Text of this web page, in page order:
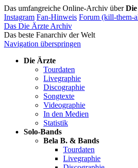
Das umfangreiche Online-Archiv über
Instagram Fan-Hinweis Forum (kill-them-
Das Die Ärzte Archiv
Das beste Fanarchiv der Welt
Navigation überspringen
Die Ärzte
Tourdaten
Livegraphie
Discographie
Songtexte
Videographie
In den Medien
Statistik
Solo-Bands
Bela B. & Bands
Tourdaten
Livegraphie